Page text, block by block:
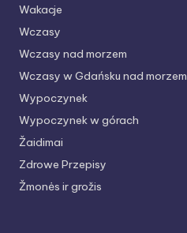
Wakacje
Wczasy
Wczasy nad morzem
Wczasy w Gdańsku nad morzem
Wypoczynek
Wypoczynek w górach
Žaidimai
Zdrowe Przepisy
Žmonės ir grožis